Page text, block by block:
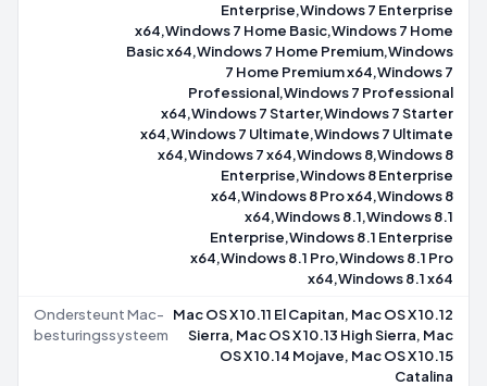
Enterprise,Windows 7 Enterprise
x64,Windows 7 Home Basic,Windows 7 Home
Basic x64,Windows 7 Home Premium,Windows
7 Home Premium x64,Windows 7
Professional,Windows 7 Professional
x64,Windows 7 Starter,Windows 7 Starter
x64,Windows 7 Ultimate,Windows 7 Ultimate
x64,Windows 7 x64,Windows 8,Windows 8
Enterprise,Windows 8 Enterprise
x64,Windows 8 Pro x64,Windows 8
x64,Windows 8.1,Windows 8.1
Enterprise,Windows 8.1 Enterprise
x64,Windows 8.1 Pro,Windows 8.1 Pro
x64,Windows 8.1 x64
Ondersteunt Mac-
besturingssysteem
Mac OS X 10.11 El Capitan, Mac OS X 10.12
Sierra, Mac OS X 10.13 High Sierra, Mac
OS X 10.14 Mojave, Mac OS X 10.15
Catalina